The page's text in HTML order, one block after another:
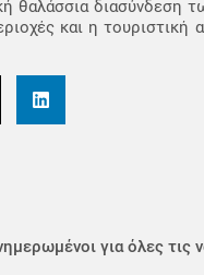
θαλάσσια διασύνδεση
και η
για όλες τις